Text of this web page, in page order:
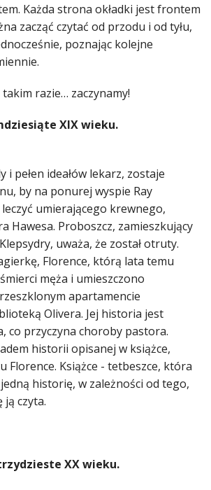
Każda strona okładki jest frontem
zacząć czytać od przodu i od tyłu,
poznając kolejne
razie… zaczynamy!
XIX wieku.
i pełen ideałów lekarz, zostaje
by na ponurej wyspie Ray
umierającego krewnego,
Hawesa. Proboszcz, zamieszkujący
uważa, że został otruty.
Florence, którą lata temu
męża i umieszczono
apartamencie
Olivera. Jej historia jest
co przyczyna choroby pastora.
historii opisanej w książce,
Florence. Książce - tetbeszce, która
historię, w zależności od tego,
czyta.
XX wieku.